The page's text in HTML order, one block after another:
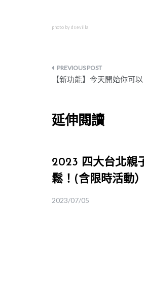
photo by dsevilla
文
導
【新功能】今天開始你可
延伸閱讀
2023 四大台北親
鬆！(含限時活動）
2023/07/05